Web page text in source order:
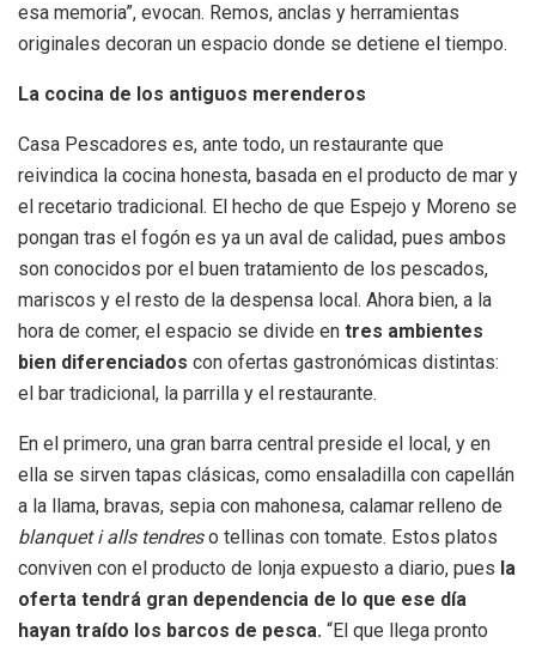
esa memoria”, evocan. Remos, anclas y herramientas
originales decoran un espacio donde se detiene el tiempo.
La cocina de los antiguos merenderos
Casa Pescadores es, ante todo, un restaurante que
reivindica la cocina honesta, basada en el producto de mar y
el recetario tradicional. El hecho de que Espejo y Moreno se
pongan tras el fogón es ya un aval de calidad, pues ambos
son conocidos por el buen tratamiento de los pescados,
mariscos y el resto de la despensa local. Ahora bien, a la
hora de comer, el espacio se divide en tres ambientes
bien diferenciados con ofertas gastronómicas distintas:
el bar tradicional, la parrilla y el restaurante.
En el primero, una gran barra central preside el local, y en
ella se sirven tapas clásicas, como ensaladilla con capellán
a la llama, bravas, sepia con mahonesa, calamar relleno de
blanquet i alls tendreso tellinas con tomate. Estos platos
conviven con el producto de lonja expuesto a diario, pues la
oferta tendrá gran dependencia de lo que ese día
hayan traído los barcos de pesca. “El que llega pronto